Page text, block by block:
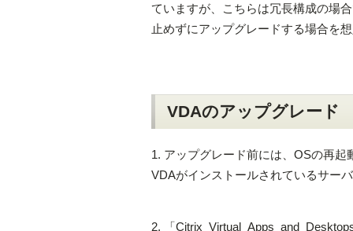
ていますが、こちらは冗長構成の場
止めずにアップグレードする場合を
VDAのアップグレード
1. アップグレード前には、OSの再起
VDAがインストールされているサー
2. 「